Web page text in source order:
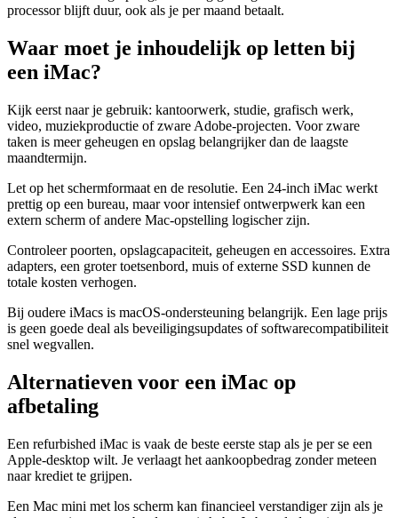
processor blijft duur, ook als je per maand betaalt.
Waar moet je inhoudelijk op letten bij
een iMac?
Kijk eerst naar je gebruik: kantoorwerk, studie, grafisch werk,
video, muziekproductie of zware Adobe-projecten. Voor zware
taken is meer geheugen en opslag belangrijker dan de laagste
maandtermijn.
Let op het schermformaat en de resolutie. Een 24-inch iMac werkt
prettig op een bureau, maar voor intensief ontwerpwerk kan een
extern scherm of andere Mac-opstelling logischer zijn.
Controleer poorten, opslagcapaciteit, geheugen en accessoires. Extra
adapters, een groter toetsenbord, muis of externe SSD kunnen de
totale kosten verhogen.
Bij oudere iMacs is macOS-ondersteuning belangrijk. Een lage prijs
is geen goede deal als beveiligingsupdates of softwarecompatibiliteit
snel wegvallen.
Alternatieven voor een iMac op
afbetaling
Een refurbished iMac is vaak de beste eerste stap als je per se een
Apple-desktop wilt. Je verlaagt het aankoopbedrag zonder meteen
naar krediet te grijpen.
Een Mac mini met los scherm kan financieel verstandiger zijn als je